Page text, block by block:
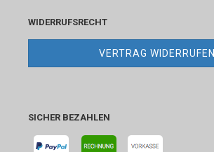
WIDERRUFSRECHT
VERTRAG WIDERRUFEN
SICHER BEZAHLEN